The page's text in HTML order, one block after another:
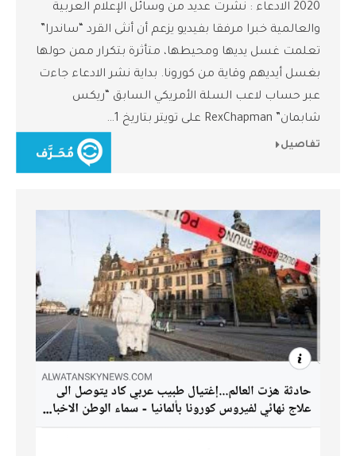
2020 الادعاء : نشرت عديد من وسائل الإعلام العربية
والعالمية خبرا مرفقا بفيديو يزعم أن أنثى القرد “ساندرا”
تعلمت غسل يديها ومحيطها، متأثرة بتكرار ممن حولها
بغسل أيديهم وقاية من كورونا. بداية نشر الادعاء جاءت
عبر حساب لاعب السلة الأمريكي السابق “ريكس
شابمان” RexChapman على تويتر بتاريخ 1…
تفاصيل